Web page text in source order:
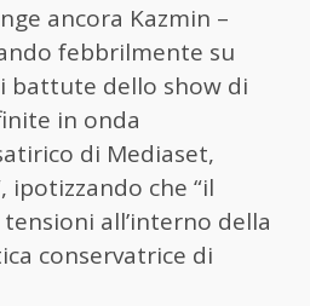
ancora Kazmin –
febbrilmente su
battute dello show di
in onda
di Mediaset,
ipotizzando che “il
all’interno della
conservatrice di